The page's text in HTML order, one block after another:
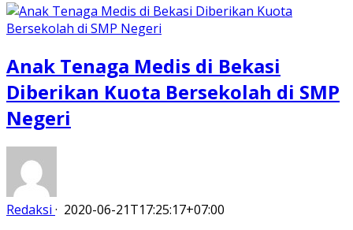
Anak Tenaga Medis di Bekasi
Diberikan Kuota Bersekolah di SMP
Negeri
Redaksi · 2020-06-21T17:25:17+07:00